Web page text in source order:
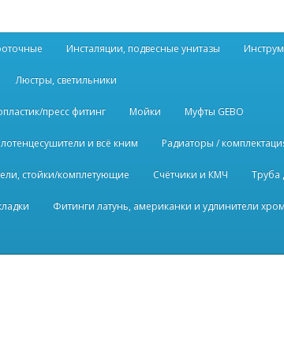
Инсталяции, подвесные унитазы
Люстры, светильники
пресс фитинг Мойки Муфты GEBO
и всё кним Радиаторы /
стойки/комплетующие Счётчики и КМЧ Труба
Фитинги латунь, американки и удлинители хром